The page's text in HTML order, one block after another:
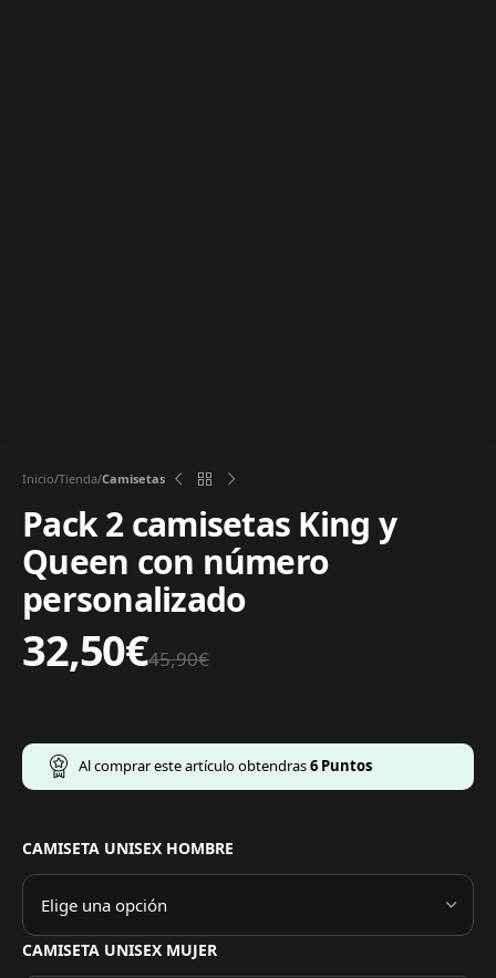
Inicio Tienda Camisetas
Pack 2 camisetas King y
Queen con número
personalizado
45,90€
32,50€
Al comprar este artículo obtendras6 Puntos
CAMISETA UNISEX HOMBRE
CAMISETA UNISEX MUJER